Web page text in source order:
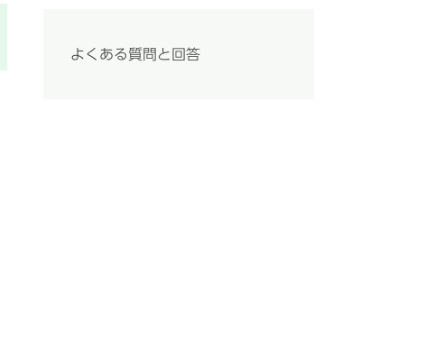
よくある質問と回答